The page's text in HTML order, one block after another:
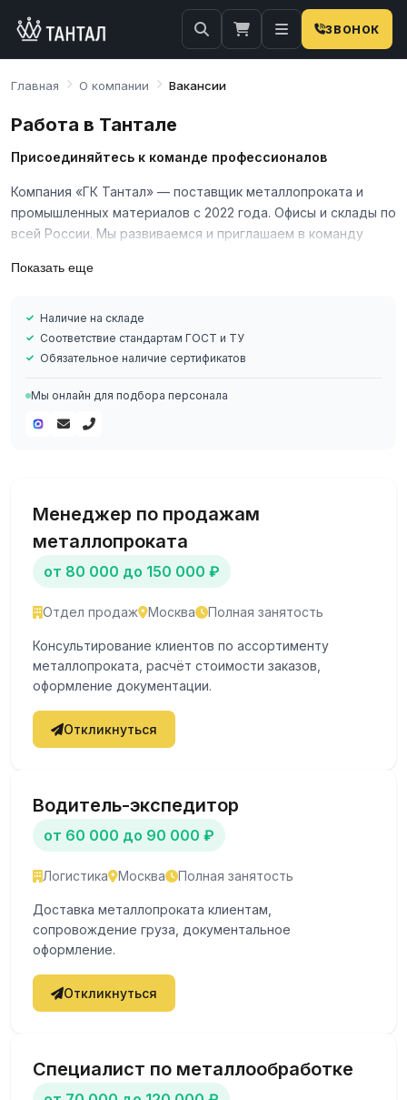
ЗВОНОК
Главная О компании Вакансии
Работа в Тантале
Присоединяйтесь к команде профессионалов
Компания «ГК Тантал» — поставщик металлопроката и
промышленных материалов с 2022 года. Офисы и склады по
всей России. Мы развиваемся и приглашаем в команду
металлопроката.
Стабильная компания на рынке металлоторговли
Офисы в ключевых регионах России
Официальное оформление по ТК РФ
Для отклика отправьте резюме через форму на сайте или
свяжитесь с нами по телефону.
Показать еще
Наличие на складе
Соответствие стандартам ГОСТ и ТУ
Обязательное наличие сертификатов
Мы онлайн для подбора персонала
Менеджер по продажам
металлопроката
от 80 000 до 150 000 ₽
Отдел продаж Москва Полная занятость
Консультирование клиентов по ассортименту
металлопроката, расчёт стоимости заказов,
оформление документации.
Откликнуться
Водитель-экспедитор
от 60 000 до 90 000 ₽
Логистика Москва Полная занятость
Доставка металлопроката клиентам,
сопровождение груза, документальное
оформление.
Откликнуться
Специалист по металлообработке